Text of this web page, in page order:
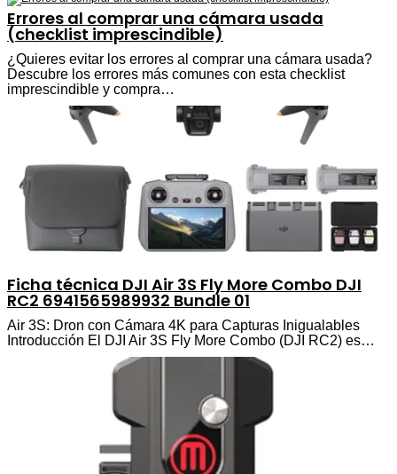
Errores al comprar una cámara usada
(checklist imprescindible)
¿Quieres evitar los errores al comprar una cámara usada?
Descubre los errores más comunes con esta checklist
imprescindible y compra…
Ficha técnica DJI Air 3S Fly More Combo DJI
RC2 6941565989932 Bundle 01
Air 3S: Dron con Cámara 4K para Capturas Inigualables
Introducción El DJI Air 3S Fly More Combo (DJI RC2) es…